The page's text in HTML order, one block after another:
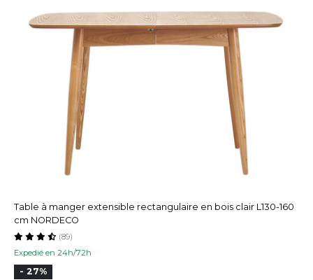
Table à manger extensible rectangulaire en bois clair L130-160
cm NORDECO
Expedié en 24h/72h
(89)
- 27%